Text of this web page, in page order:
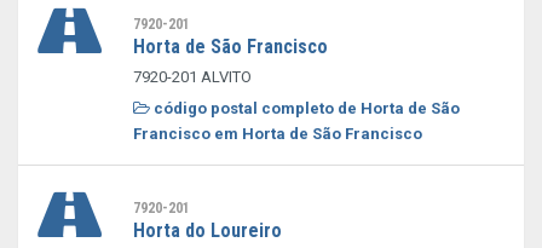
7920-201
Horta de São Francisco
7920-201 ALVITO
código postal completo de Horta de São
Francisco em Horta de São Francisco
7920-201
Horta do Loureiro